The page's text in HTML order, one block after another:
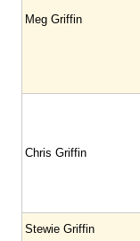
Meg Griffin
Chris Griffin
Stewie Griffin